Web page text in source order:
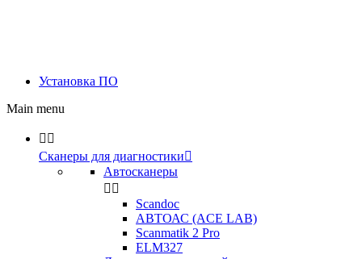
Установка ПО
Main menu
 
Сканеры для диагностики
Автосканеры
 
Scandoc
АВТОАС (ACE LAB)
Scanmatik 2 Pro
ELM327